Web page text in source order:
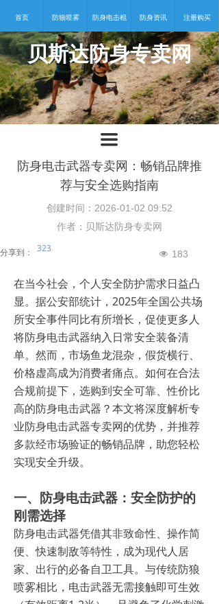
贝斯达防身专卖网
首页 防狼喷雾 防身电击棍 防身资讯 注册购买
넡
防身电击武器专卖网：畅销品牌推
荐与安全选购指南
在当今社会，个人安全防护需求日益凸
显。据公安部统计，2025年全国公共场
所安全事件同比有所增长，促使更多人
将防身电击武器纳入日常安全装备清
单。然而，市场鱼龙混杂，假货横行、
价格虚高成为消费者痛点。如何在合法
合规前提下，选购到安全可靠、性价比
高的防身电击武器？本文将深度解析专
业防身电击武器专卖网的优势，并推荐
多款经市场验证的畅销品牌，助您轻松
实现安全升级。
一、防身电击武器：安全防护的
刚需选择
防身电击武器凭借其非致命性、操作简
便、快速制敌等特性，成为现代人居
家、出行的必备自卫工具。与传统防狼
喷雾相比，电击武器无需接触即可生效
넶 183
分享到： 323
创建时间： 2026-01-02 09:52
作者：贝斯达防身专卖网
끀